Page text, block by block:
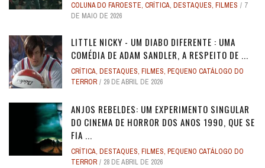
COLUNA DO FAROESTE, CRÍTICA, DESTAQUES, FILMES
7
DE MAIO DE 2026
LITTLE NICKY - UM DIABO DIFERENTE : UMA
COMÉDIA DE ADAM SANDLER, A RESPEITO DE ...
CRÍTICA, DESTAQUES, FILMES, PEQUENO CATÁLOGO DO
TERROR
29 DE ABRIL DE 2026
ANJOS REBELDES: UM EXPERIMENTO SINGULAR
DO CINEMA DE HORROR DOS ANOS 1990, QUE SE
FIA ...
CRÍTICA, DESTAQUES, FILMES, PEQUENO CATÁLOGO DO
TERROR
28 DE ABRIL DE 2026